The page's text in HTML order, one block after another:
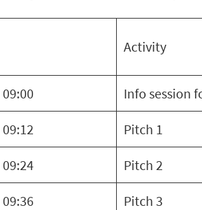
Activity
Info session
Pitch 1
09:24 Pitch 2
Pitch 3